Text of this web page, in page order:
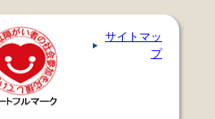
サイトマッ
プ